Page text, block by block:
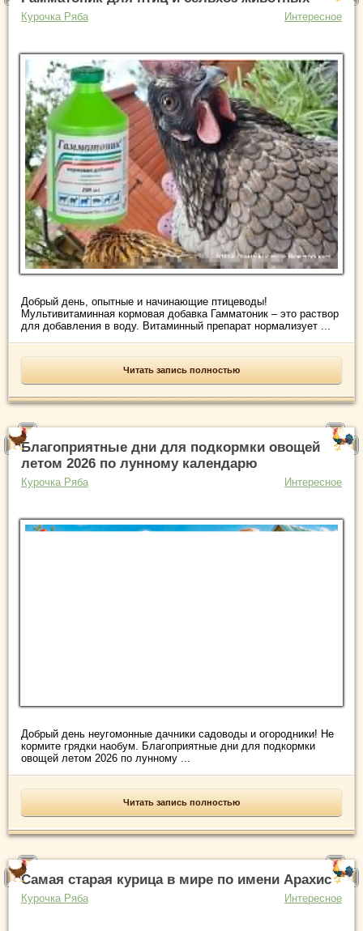
Курочка Ряба Интересное
Добрый день, опытные и начинающие птицеводы!
Мультивитаминная кормовая добавка Гамматоник – это раствор
для добавления в воду. Витаминный препарат нормализует ...
Читать запись полностью
Благоприятные дни для подкормки овощей
летом 2026 по лунному календарю
Курочка Ряба Интересное
Добрый день неугомонные дачники садоводы и огородники! Не
кормите грядки наобум. Благоприятные дни для подкормки
овощей летом 2026 по лунному ...
Читать запись полностью
Самая старая курица в мире по имени Арахис
Курочка Ряба Интересное